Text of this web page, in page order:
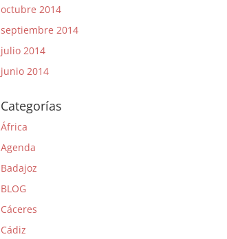
octubre 2014
septiembre 2014
julio 2014
junio 2014
Categorías
África
Agenda
Badajoz
BLOG
Cáceres
Cádiz